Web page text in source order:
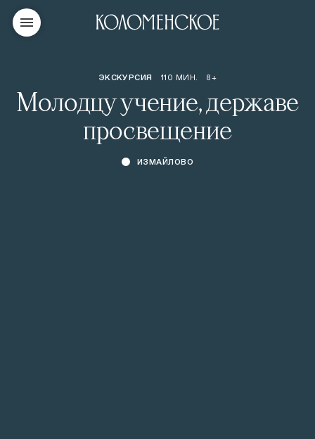
ЭКСКУРСИЯ 110 МИН. 8+
Молодцу учение, державе
просвещение
ИЗМАЙЛОВО